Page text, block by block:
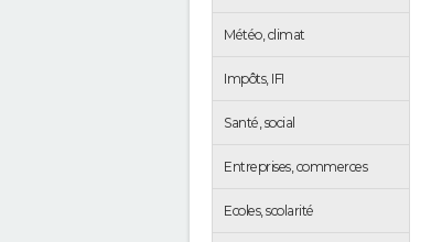
Météo, climat
Impôts, IFI
Santé, social
Entreprises, commerces
Ecoles, scolarité